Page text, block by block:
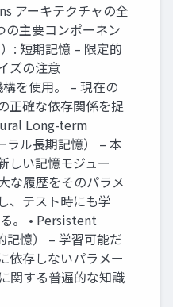
アーキテクチャの全
主要コンポーネン
: 短期記憶 – 限定的
ズの注意
を使用。 – 現在の
正確な依存関係を捉
Long-term
ラル長期記憶） – 本
しい記憶モジュー
な履歴をそのパラメ
、テスト時にも学
。 • Persistent
記憶） – 学習可能だ
依存しないパラメー
関する普遍的な知識